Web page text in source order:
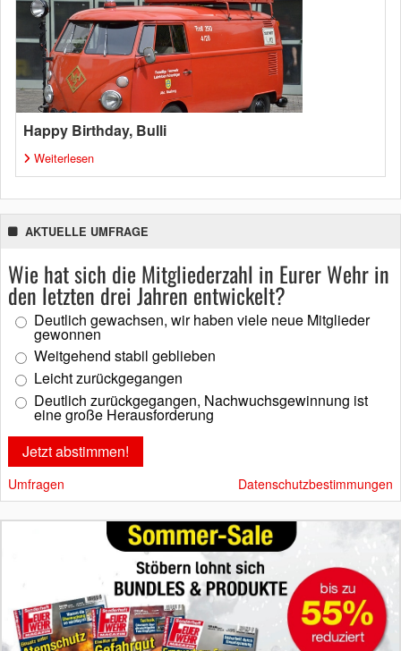
Happy Birthday, Bulli
Weiterlesen
AKTUELLE UMFRAGE
Wie hat sich die Mitgliederzahl in Eurer Wehr in
den letzten drei Jahren entwickelt?
Deutlich gewachsen, wir haben viele neue Mitglieder
gewonnen
Weitgehend stabil geblieben
Leicht zurückgegangen
Deutlich zurückgegangen, Nachwuchsgewinnung ist
eine große Herausforderung
Umfragen Datenschutzbestimmungen